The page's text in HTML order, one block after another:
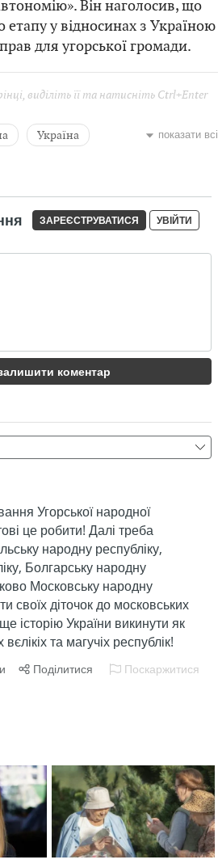
Він наголосив, що
у відносинах з Україною
для угорської громади.
виділіть її та натисніть Ctrl+Enter
Україна показати всі